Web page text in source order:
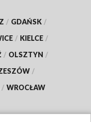
/ GDAŃSK /
/ KIELCE /
/ OLSZTYN /
/
/ WROCŁAW